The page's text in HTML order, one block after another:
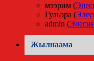
мээрим (
Гульэра (
admin (
Жылнаама